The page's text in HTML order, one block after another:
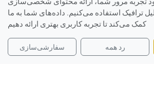
ترافیک استفاده می‌کنیم. داده‌های شما به ما
کمک می‌کند تا تجربه کاربری بهتری ارائه دهیم
سفارشی‌سازی رد همه